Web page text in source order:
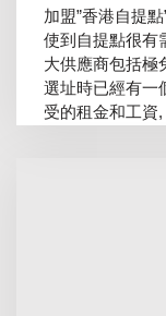
加盟”香港自提
使到自提點很有
大供應商包括極
選址時已經有一
受的租金和工資,